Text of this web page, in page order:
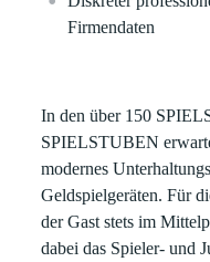
Firmendaten
In den über 150
SPIELSTUBEN
modernes
Geldspielgeräten. Für
der Gast stets im
dabei das Spieler- und